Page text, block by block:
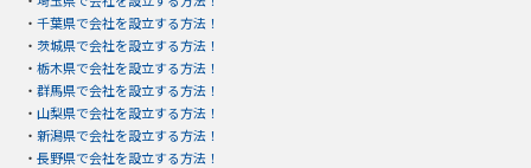
・ 千葉県で会社を設立する方法！
・ 茨城県で会社を設立する方法！
・ 栃木県で会社を設立する方法！
・ 群馬県で会社を設立する方法！
・ 山梨県で会社を設立する方法！
・ 新潟県で会社を設立する方法！
・ 長野県で会社を設立する方法！